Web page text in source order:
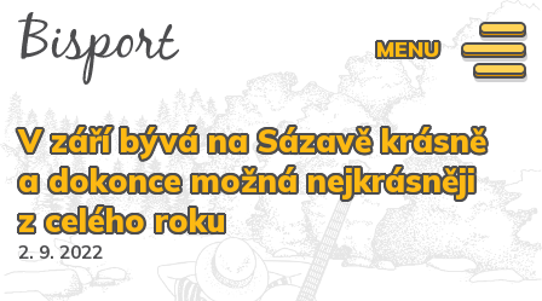
MENU
V září bývá na Sázavě krásně
a dokonce možná nejkrásněji
z celého roku
2. 9. 2022